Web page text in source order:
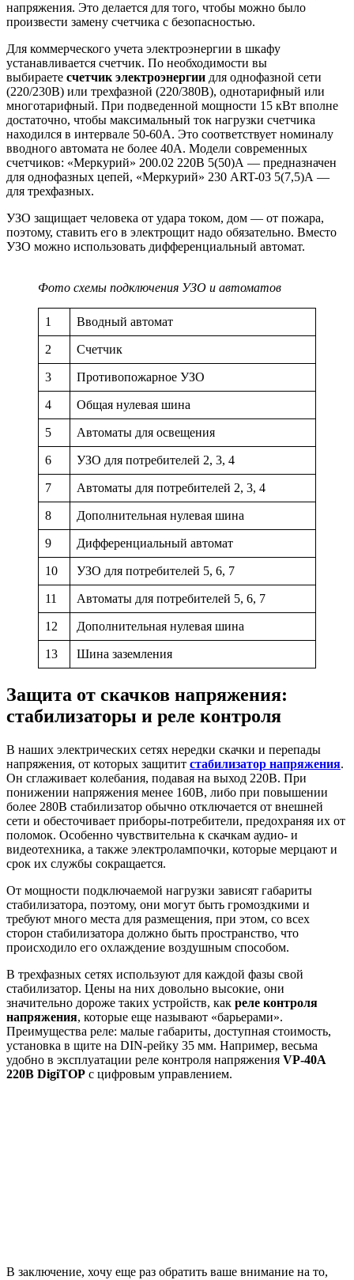
напряжения. Это делается для того, чтобы можно было
произвести замену счетчика с безопасностью.
Для коммерческого учета электроэнергии в шкафу
устанавливается счетчик. По необходимости вы
выбираете счетчик электроэнергии для однофазной сети
(220/230В) или трехфазной (220/380В), однотарифный или
многотарифный. При подведенной мощности 15 кВт вполне
достаточно, чтобы максимальный ток нагрузки счетчика
находился в интервале 50-60А. Это соответствует номиналу
вводного автомата не более 40А. Модели современных
счетчиков: «Меркурий» 200.02 220В 5(50)А — предназначен
для однофазных цепей, «Меркурий» 230 ART-03 5(7,5)А —
для трехфазных.
УЗО защищает человека от удара током, дом — от пожара,
поэтому, ставить его в электрощит надо обязательно. Вместо
УЗО можно использовать дифференциальный автомат.
Фото схемы подключения УЗО и автоматов
1 Вводный автомат
2 Счетчик
3 Противопожарное УЗО
4 Общая нулевая шина
5 Автоматы для освещения
6 УЗО для потребителей 2, 3, 4
7 Автоматы для потребителей 2, 3, 4
8 Дополнительная нулевая шина
9 Дифференциальный автомат
10 УЗО для потребителей 5, 6, 7
11 Автоматы для потребителей 5, 6, 7
12 Дополнительная нулевая шина
13 Шина заземления
Защита от скачков напряжения:
стабилизаторы и реле контроля
В наших электрических сетях нередки скачки и перепады
напряжения, от которых защитит стабилизатор напряжения.
Он сглаживает колебания, подавая на выход 220В. При
понижении напряжения менее 160В, либо при повышении
более 280В стабилизатор обычно отключается от внешней
сети и обесточивает приборы-потребители, предохраняя их от
поломок. Особенно чувствительна к скачкам аудио- и
видеотехника, а также электролампочки, которые мерцают и
срок их службы сокращается.
От мощности подключаемой нагрузки зависят габариты
стабилизатора, поэтому, они могут быть громоздкими и
требуют много места для размещения, при этом, со всех
сторон стабилизатора должно быть пространство, что
происходило его охлаждение воздушным способом.
В трехфазных сетях используют для каждой фазы свой
стабилизатор. Цены на них довольно высокие, они
значительно дороже таких устройств, как реле контроля
напряжения, которые еще называют «барьерами».
Преимущества реле: малые габариты, доступная стоимость,
установка в щите на DIN-рейку 35 мм. Например, весьма
удобно в эксплуатации реле контроля напряжения VP-40А
220В DigiTOP с цифровым управлением.
В заключение, хочу еще раз обратить ваше внимание на то,